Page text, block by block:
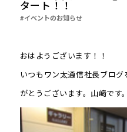
タート！！
#イベントのお知らせ
おはようございます！！
いつもワン太通信社長ブログ
がとうございます。山﨑です。